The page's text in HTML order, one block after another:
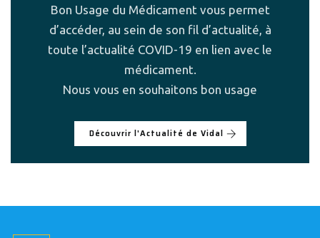
Bon Usage du Médicament vous permet
d’accéder, au sein de son fil d’actualité, à
toute l’actualité COVID-19 en lien avec le
médicament.
Nous vous en souhaitons bon usage
Découvrir l'Actualité de Vidal